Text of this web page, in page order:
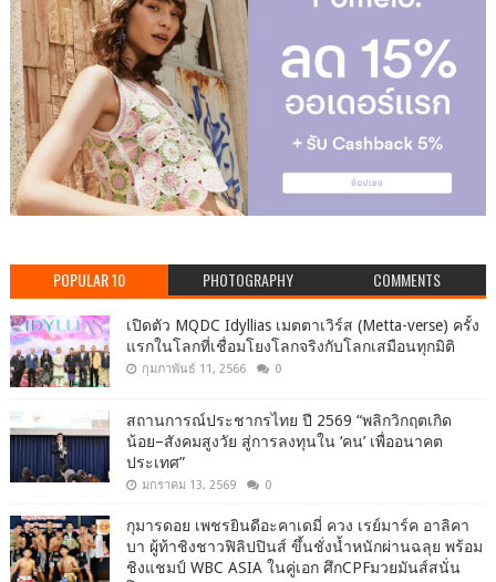
POPULAR 10 PHOTOGRAPHY COMMENTS
เปิดตัว MQDC Idyllias เมตตาเวิร์ส (Metta-verse) ครั้ง
แรกในโลกที่เชื่อมโยงโลกจริงกับโลกเสมือนทุกมิติ
กุมภาพันธ์ 11, 2566 0
สถานการณ์ประชากรไทย ปี 2569 “พลิกวิกฤตเกิด
น้อย–สังคมสูงวัย สู่การลงทุนใน ‘คน’ เพื่ออนาคต
ประเทศ”
มกราคม 13, 2569 0
กุมารดอย เพชรยินดีอะคาเดมี่ ควง เรย์มาร์ค อาลิคา
บา ผู้ท้าชิงชาวฟิลิปปินส์ ขึ้นชั่งน้ำหนักผ่านฉลุย พร้อม
ชิงแชมป์ WBC ASIA ในคู่เอก ศึกCPFมวยมันส์สนั่น